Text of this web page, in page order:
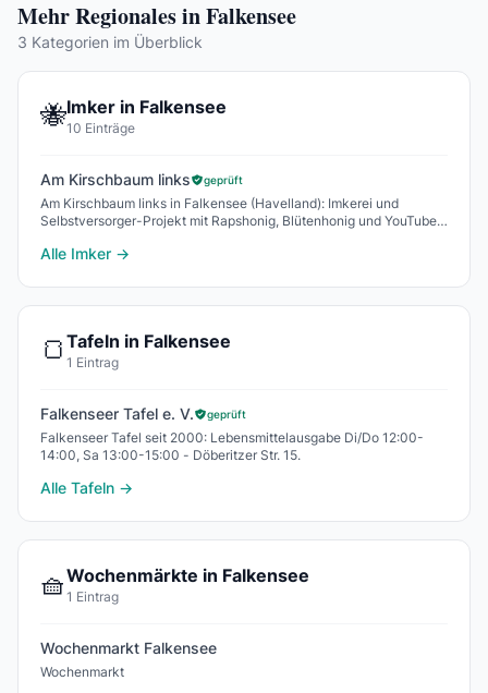
Mehr Regionales in Falkensee
3 Kategorien im Überblick
🐝Imker in Falkensee
10 Einträge
Am Kirschbaum links geprüft
Am Kirschbaum links in Falkensee (Havelland): Imkerei und
Selbstversorger-Projekt mit Rapshonig, Blütenhonig und YouTube-
Alle Imker →
🍞 Tafeln in Falkensee
1 Eintrag
Falkenseer Tafel e. V. geprüft
Falkenseer Tafel seit 2000: Lebensmittelausgabe Di/Do 12:00-
14:00, Sa 13:00-15:00 - Döberitzer Str. 15.
Alle Tafeln →
🧺Wochenmärkte in Falkensee
1 Eintrag
Wochenmarkt Falkensee
Wochenmarkt